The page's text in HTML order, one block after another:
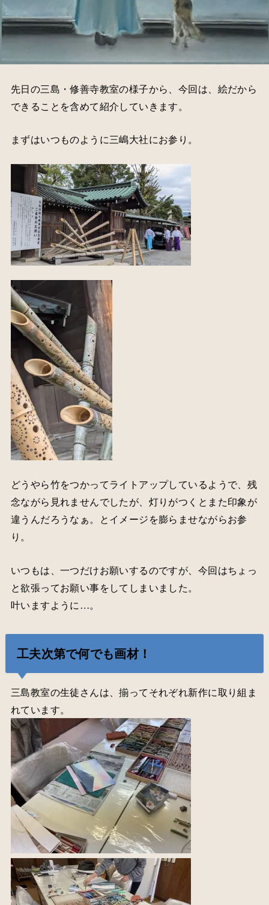
先日の三島・修善寺教室の様子から、今回は、絵だから
できることを含めて紹介していきます。
まずはいつものように三嶋大社にお参り。
どうやら竹をつかってライトアップしているようで、残
念ながら見れませんでしたが、灯りがつくとまた印象が
違うんだろうなぁ。とイメージを膨らませながらお参
り。
いつもは、一つだけお願いするのですが、今回はちょっ
と欲張ってお願い事をしてしまいました。
叶いますように…。
工夫次第で何でも画材！
三島教室の生徒さんは、揃ってそれぞれ新作に取り組ま
れています。